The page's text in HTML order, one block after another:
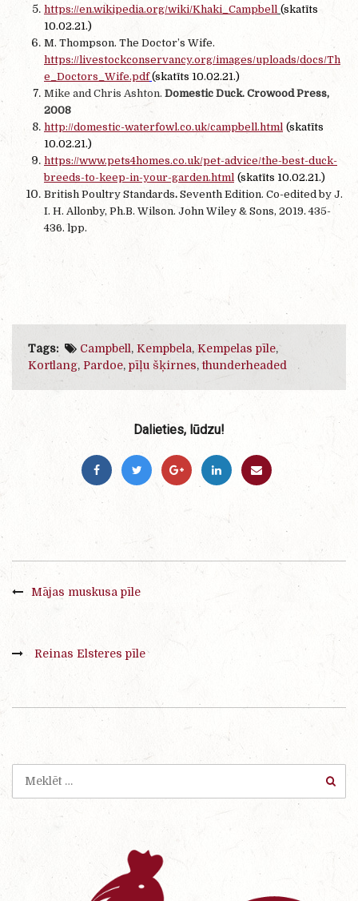
https://en.wikipedia.org/wiki/Khaki_Campbell (skatīts
10.02.21.)
M. Thompson. The Doctor’s Wife.
https://livestockconservancy.org/images/uploads/docs/Th
e_Doctors_Wife.pdf (skatīts 10.02.21.)
Mike and Chris Ashton. Domestic Duck. Crowood Press,
2008
http://domestic-waterfowl.co.uk/campbell.html (skatīts
10.02.21.)
https://www.pets4homes.co.uk/pet-advice/the-best-duck-
breeds-to-keep-in-your-garden.html (skatīts 10.02.21.)
British Poultry Standards. Seventh Edition. Co-edited by J.
I. H. Allonby, Ph.B. Wilson. John Wiley & Sons, 2019.435-
436. lpp.
Tags: Campbell , Kempbela, Kempelas pīle,
Kortlang, Pardoe, pīļu šķirnes,thunderheaded
Dalieties, lūdzu!
Mājas muskusa pīle
Reinas Elsteres pīle